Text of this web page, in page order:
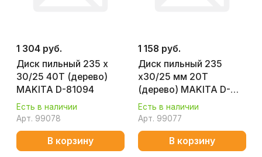
1 304 руб.
Диск пильный 235 x
30/25 40T (дерево)
MAKITA D-81094
Есть в наличии
Арт. 99078
В корзину
1 158 руб.
Диск пильный 235
x30/25 мм 20T
(дерево) MAKITA D-
81480
Есть в наличии
Арт. 99077
В корзину